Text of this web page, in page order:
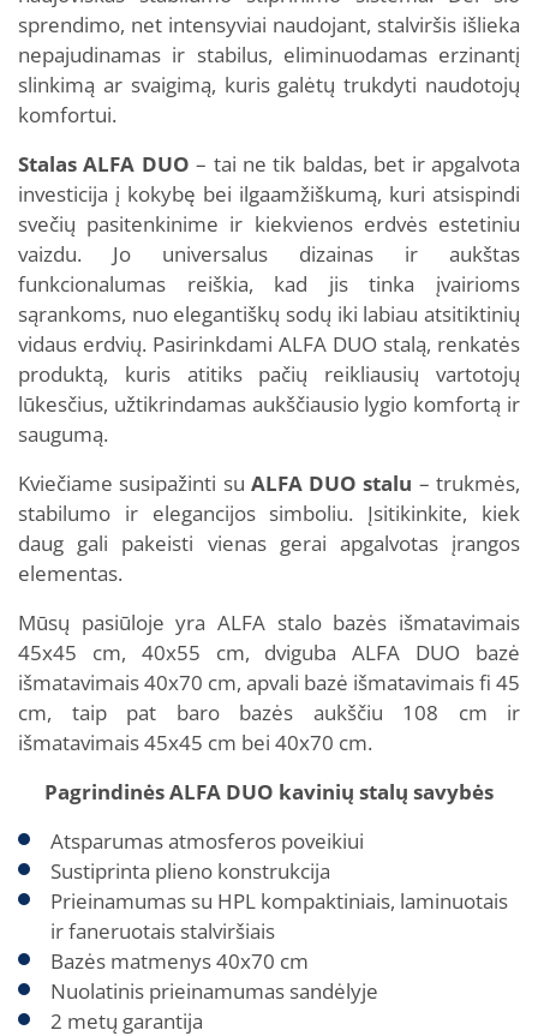
sprendimo, net intensyviai naudojant, stalviršis išlieka
nepajudinamas ir stabilus, eliminuodamas erzinantį
slinkimą ar svaigimą, kuris galėtų trukdyti naudotojų
komfortui.
Stalas ALFA DUO – tai ne tik baldas, bet ir apgalvota
investicija į kokybę bei ilgaamžiškumą, kuri atsispindi
svečių pasitenkinime ir kiekvienos erdvės estetiniu
vaizdu. Jo universalus dizainas ir aukštas
funkcionalumas reiškia, kad jis tinka įvairioms
sąrankoms, nuo elegantiškų sodų iki labiau atsitiktinių
vidaus erdvių. Pasirinkdami ALFA DUO stalą, renkatės
produktą, kuris atitiks pačių reikliausių vartotojų
lūkesčius, užtikrindamas aukščiausio lygio komfortą ir
saugumą.
Kviečiame susipažinti su ALFA DUO stalu – trukmės,
stabilumo ir elegancijos simboliu. Įsitikinkite, kiek
daug gali pakeisti vienas gerai apgalvotas įrangos
elementas.
Mūsų pasiūloje yra ALFA stalo bazės išmatavimais
45x45 cm, 40x55 cm, dviguba ALFA DUO bazė
išmatavimais 40x70 cm, apvali bazė išmatavimais fi 45
cm, taip pat baro bazės aukščiu 108 cm ir
išmatavimais 45x45 cm bei 40x70 cm.
Pagrindinės ALFA DUO kavinių stalų savybės
Atsparumas atmosferos poveikiui
Sustiprinta plieno konstrukcija
Prieinamumas su HPL kompaktiniais, laminuotais
ir faneruotais stalviršiais
Bazės matmenys 40x70 cm
Nuolatinis prieinamumas sandėlyje
2 metų garantija